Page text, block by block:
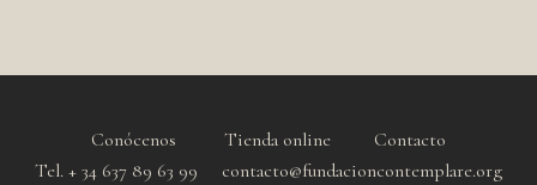
Conócenos Tienda online
Contacto
Tel. + 34 637 89 63 99 contacto@fundacioncontemplare.org